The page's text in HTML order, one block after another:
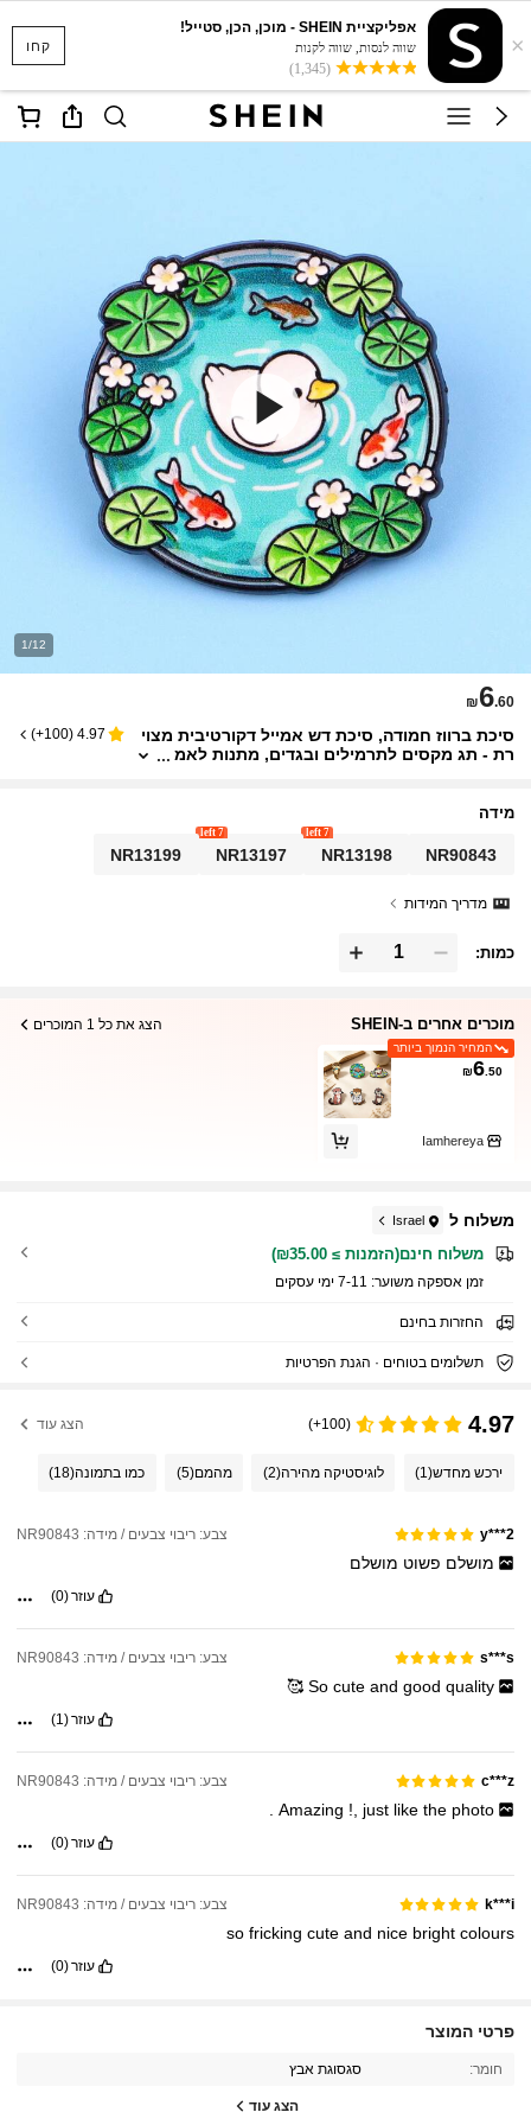
קחו ×
אפליקציית SHEIN - מוכן, הכן, סטייל!
שווה לנסות, שווה לקנות
(1,345)
1/12
₪6.60
סיכת ברווז חמודה, סיכת דש אמייל דקורטיבית מצוי
רת - תג מקסים לתרמילים ובגדים, מתנות לאמ
4.97
(
100+
)
מידה
NR90843
NR13198
7 left
NR13197
7 left
NR13199
מדריך המידות
כמות:
מוכרים אחרים ב-SHEIN הצג את כל 1 המוכרים
המחיר הנמוך ביותר
₪6 .50
Iamhereya
משלוח ל Israel
משלוח חינם(הזמנות ≥ ₪35.00)
זמן אספקה ​​משוער: 7-11 ימי עסקים
החזרות בחינם
תשלומים בטוחים · הגנת הפרטיות
4.97
(100+) הצג עוד
ירכש מחדש(1) לוגיסטיקה מהירה(2) מהמם(5) כמו בתמונה(18)
y***2 צבע: ריבוי צבעים / מידה: NR90843
מושלם פשוט מושלם
עוזר(0)
s***s צבע: ריבוי צבעים / מידה: NR90843
Socuteandgoodquality
🥰
עוזר(1)
c***z צבע: ריבוי צבעים / מידה: NR90843
Amazing !, just likethe photo
עוזר(0)
k***i צבע: ריבוי צבעים / מידה: NR90843
so fricking cute and nice bright colours
עוזר(0)
פרטי המוצר
חומר: סגסוגת אבץ
הצג עוד
1.4K עוקבים